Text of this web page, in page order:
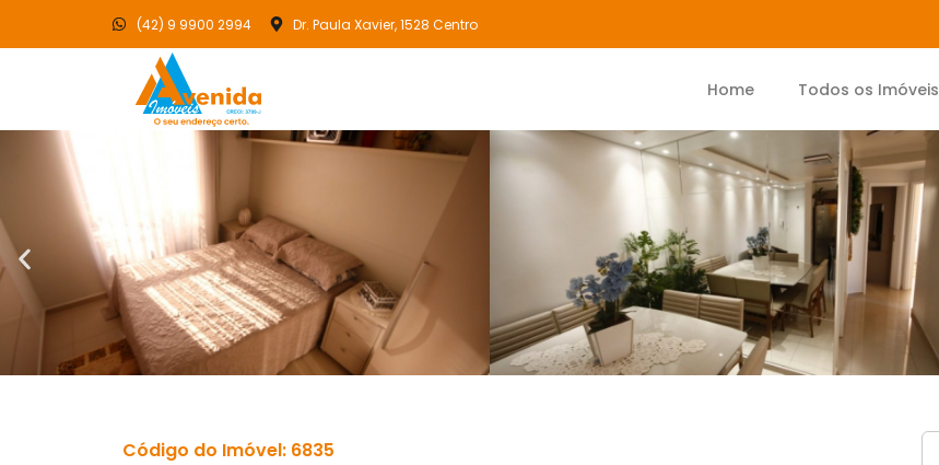
(42) 9 9900 2994 Dr. Paula Xavier, 1528 Centro
Home Todos os Imóveis
Código do Imóvel: 6835